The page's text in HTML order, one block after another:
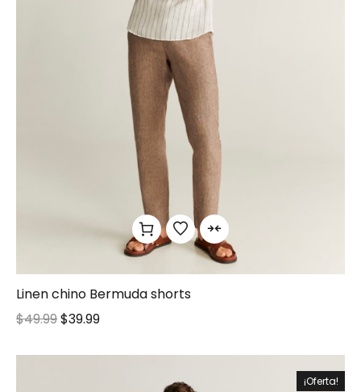
Linen chino Bermuda shorts
$49.99$39.99
¡Oferta!